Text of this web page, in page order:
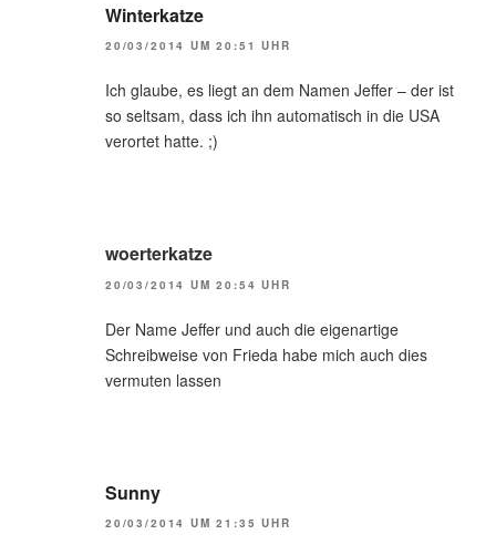
Winterkatze
20/03/2014 UM 20:51 UHR
Ich glaube, es liegt an dem Namen Jeffer – der ist
so seltsam, dass ich ihn automatisch in die USA
verortet hatte. ;)
woerterkatze
20/03/2014 UM 20:54 UHR
Der Name Jeffer und auch die eigenartige
Schreibweise von Frieda habe mich auch dies
vermuten lassen
Sunny
20/03/2014 UM 21:35 UHR